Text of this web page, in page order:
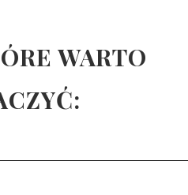
WARTO